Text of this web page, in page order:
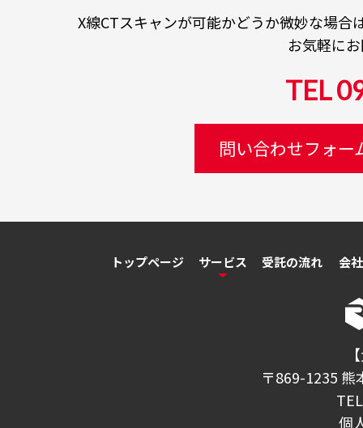
X線CTスキャンが可能かどうか微妙な場
お気軽に
TEL
問い合わせフォ
トップページ サービス 受託の流れ 会
〒869-1235 熊
個